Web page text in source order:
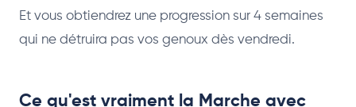
Et vous obtiendrez une progression sur 4 semaines
qui ne détruira pas vos genoux dès vendredi.
Ce qu'est vraiment la Marche avec